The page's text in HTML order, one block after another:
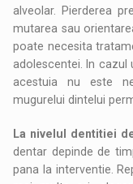
alveolar. Pierderea
mutarea sau
poate necesita
adolescentei. In cazul
acestuia nu este
mugurelui dintelui
La nivelul dentitiei
dentar depinde de
pana la interventie.